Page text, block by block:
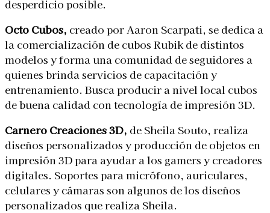
desperdicio posible.
Octo Cubos, creado por Aaron Scarpati, se dedica a
la comercialización de cubos Rubik de distintos
modelos y forma una comunidad de seguidores a
quienes brinda servicios de capacitación y
entrenamiento. Busca producir a nivel local cubos
de buena calidad con tecnología de impresión 3D.
Carnero Creaciones 3D, de Sheila Souto, realiza
diseños personalizados y producción de objetos en
impresión 3D para ayudar a los gamers y creadores
digitales. Soportes para micrófono, auriculares,
celulares y cámaras son algunos de los diseños
personalizados que realiza Sheila.